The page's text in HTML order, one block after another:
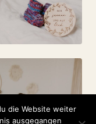
die Website weiter
ausgegangen